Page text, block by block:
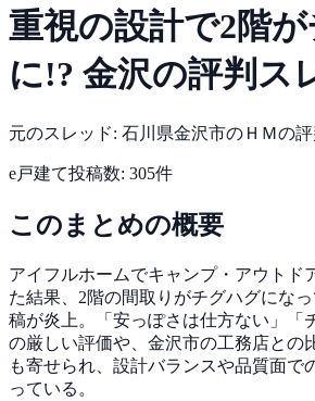
重視の設計で2階
に!? 金沢の評判ス
元のスレッド: 石川県金沢市のＨＭの
e戸建て投稿数: 305件
このまとめの概要
アイフルホームでキャンプ・アウトド
た結果、2階の間取りがチグハグにな
稿が炎上。「安っぽさは仕方ない」「
の厳しい評価や、金沢市の工務店との
も寄せられ、設計バランスや品質面で
っている。